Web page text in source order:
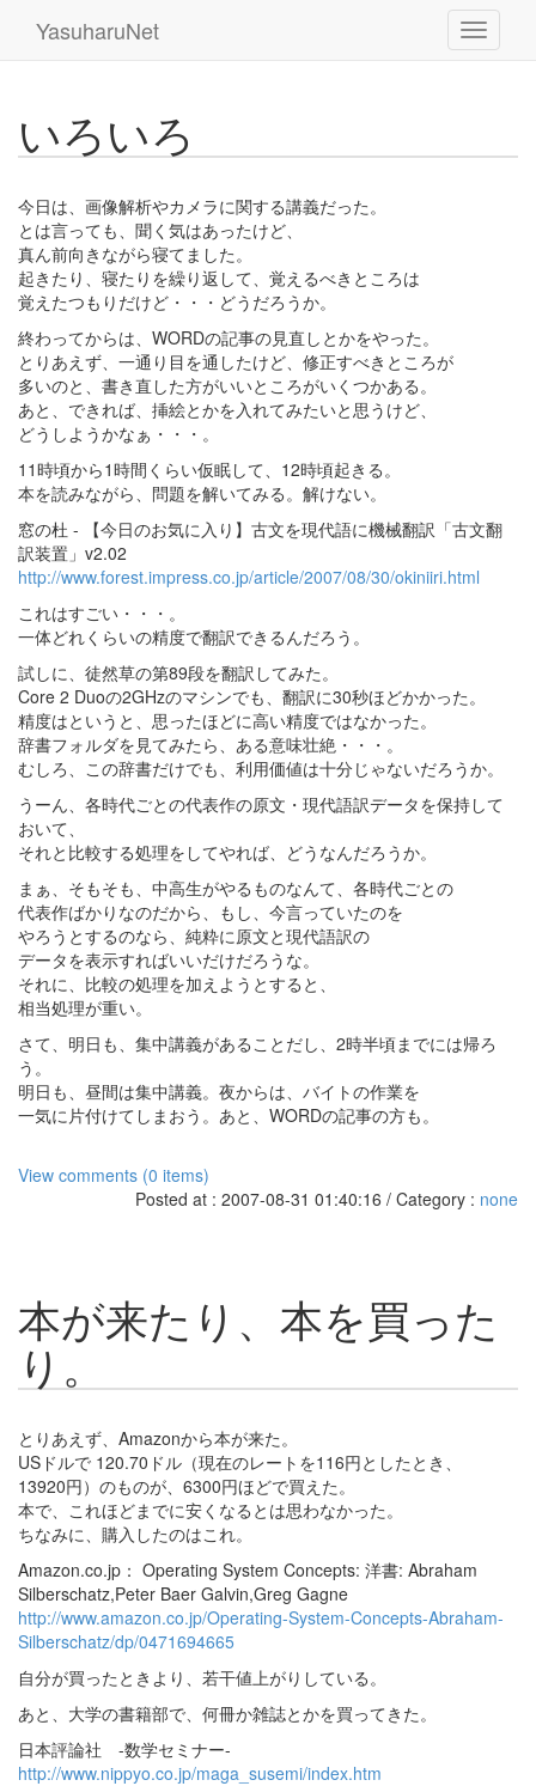
YasuharuNet
いろいろ
今日は、画像解析やカメラに関する講義だった。
とは言っても、聞く気はあったけど、
真ん前向きながら寝てました。
起きたり、寝たりを繰り返して、覚えるべきところは
覚えたつもりだけど・・・どうだろうか。
終わってからは、WORDの記事の見直しとかをやった。
とりあえず、一通り目を通したけど、修正すべきところが
多いのと、書き直した方がいいところがいくつかある。
あと、できれば、挿絵とかを入れてみたいと思うけど、
どうしようかなぁ・・・。
11時頃から1時間くらい仮眠して、12時頃起きる。
本を読みながら、問題を解いてみる。解けない。
窓の杜 - 【今日のお気に入り】古文を現代語に機械翻訳「古文翻
訳装置」v2.02
http://www.forest.impress.co.jp/article/2007/08/30/okiniiri.html
これはすごい・・・。
一体どれくらいの精度で翻訳できるんだろう。
試しに、徒然草の第89段を翻訳してみた。
Core 2 Duoの2GHzのマシンでも、翻訳に30秒ほどかかった。
精度はというと、思ったほどに高い精度ではなかった。
辞書フォルダを見てみたら、ある意味壮絶・・・。
むしろ、この辞書だけでも、利用価値は十分じゃないだろうか。
うーん、各時代ごとの代表作の原文・現代語訳データを保持して
おいて、
それと比較する処理をしてやれば、どうなんだろうか。
まぁ、そもそも、中高生がやるものなんて、各時代ごとの
代表作ばかりなのだから、もし、今言っていたのを
やろうとするのなら、純粋に原文と現代語訳の
データを表示すればいいだけだろうな。
それに、比較の処理を加えようとすると、
相当処理が重い。
さて、明日も、集中講義があることだし、2時半頃までには帰ろ
う。
明日も、昼間は集中講義。夜からは、バイトの作業を
一気に片付けてしまおう。あと、WORDの記事の方も。
View comments (0 items)
Posted at : 2007-08-31 01:40:16 / Category : none
本が来たり、本を買った
り。
とりあえず、Amazonから本が来た。
USドルで 120.70ドル（現在のレートを116円としたとき、
13920円）のものが、6300円ほどで買えた。
本で、これほどまでに安くなるとは思わなかった。
ちなみに、購入したのはこれ。
Amazon.co.jp： Operating System Concepts: 洋書: Abraham
Silberschatz,Peter Baer Galvin,Greg Gagne
http://www.amazon.co.jp/Operating-System-Concepts-Abraham-
Silberschatz/dp/0471694665
自分が買ったときより、若干値上がりしている。
あと、大学の書籍部で、何冊か雑誌とかを買ってきた。
日本評論社 -数学セミナー-
http://www.nippyo.co.jp/maga_susemi/index.htm